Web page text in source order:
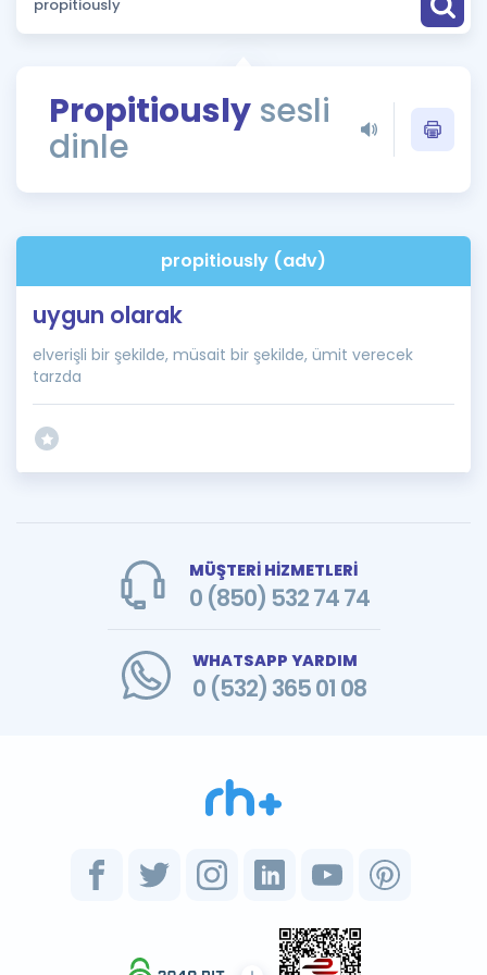
Puan Hesaplama
ÖSYM Sınav Takvimi
Kampanyalar
İngilizce Gramer
Propitiously sesli
dinle
propitiously (adv)
uygun olarak
elverişli bir şekilde, müsait bir şekilde, ümit verecek
tarzda
MÜŞTERİ HİZMETLERİ
0 (850) 532 74 74
WHATSAPP YARDIM
0 (532) 365 01 08